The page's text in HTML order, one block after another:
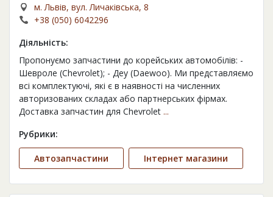
м. Львів, вул. Личаківська, 8
+38 (050) 6042296
Діяльність:
Пропонуємо запчастини до корейських автомобілів: -
Шевроле (Chevrolet); - Деу (Daewoo). Ми представляємо
всі комплектуючі, які є в наявності на численних
авторизованих складах або партнерських фірмах.
Доставка запчастин для Chevrolet ...
Рубрики:
Автозапчастини Інтернет магазини